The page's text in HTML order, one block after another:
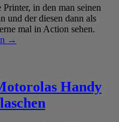
in den man seinen
und der diesen dann als
mal in Action sehen.
→
Handy